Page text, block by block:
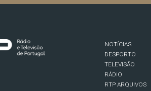
NOTÍCIAS
DESPORTO
TELEVISÃO
RÁDIO
RTP ARQUIVOS